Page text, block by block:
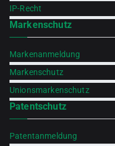
IP-Recht
Markenschutz
Markenanmeldung
Markenschutz
Unionsmarkenschutz
Patentschutz
Patentanmeldung